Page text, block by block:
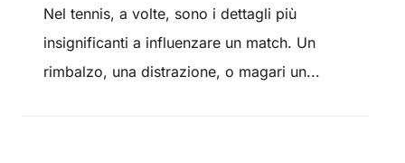
Nel tennis, a volte, sono i dettagli più
insignificanti a influenzare un match. Un
rimbalzo, una distrazione, o magari un...